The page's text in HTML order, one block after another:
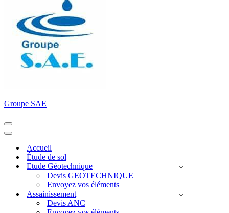
Groupe SAE
Menu
de
Menu
navigationAccueil
Étude de sol
Etude Géotechnique
Devis GEOTECHNIQUE
Envoyez vos éléments
Assainissement
Devis ANC